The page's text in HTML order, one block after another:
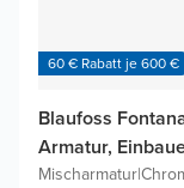
60 € Rabatt je 600 €
Blaufoss
Armatur,
Mischarmatur|